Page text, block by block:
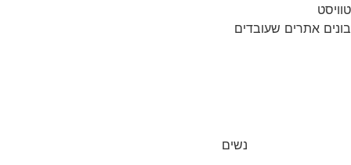
טוויסט
בונים אתרים שעובדים
נשים